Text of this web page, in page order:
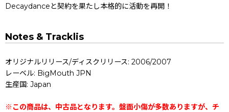
Decaydanceと契約を果たし本格的に活動を再開！
Notes & Tracklis
オリジナルリリース/ディスクリリース: 2006/2007
レーベル: BigMouth JPN
生産国: Japan
※この商品は、中古品となります。盤面小傷が多数ありますが、チ